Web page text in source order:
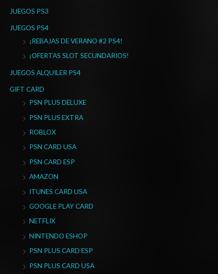
JUEGOS PS3
JUEGOS PS4
¡REBAJAS DE VERANO #2 PS4!
¡OFERTAS SLOT SECUNDARIOS!
JUEGOS ALQUILER PS4
GIFT CARD
PSN PLUS DELUXE
PSN PLUS EXTRA
ROBLOX
PSN CARD USA
PSN CARD ESP
AMAZON
ITUNES CARD USA
GOOGLE PLAY CARD
NETFLIX
NINTENDO ESHOP
PSN PLUS CARD ESP
PSN PLUS CARD USA